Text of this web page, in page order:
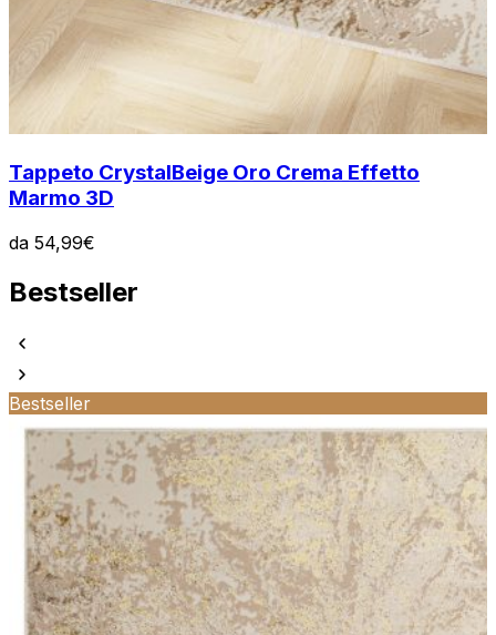
Tappeto CrystalBeige Oro Crema Effetto
Marmo 3D
da 54,99€
Bestseller
Bestseller